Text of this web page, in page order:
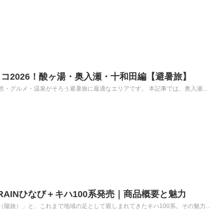
2026！酸ヶ湯・奥入瀬・十和田編【避暑旅】
・グルメ・温泉がそろう避暑旅に最適なエリアです。 本記事では、奥入瀬...
ひなび＋キハ100系発売｜商品概要と魅力
陽旅）」と、これまで地域の足として親しまれてきたキハ100系。その魅力...